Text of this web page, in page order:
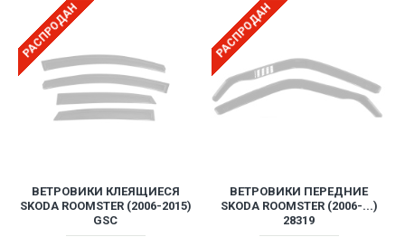
РАСПРОДАН
ВЕТРОВИКИ КЛЕЯЩИЕСЯ
SKODA ROOMSTER (2006-2015)
GSC
РАСПРОДАН
ВЕТРОВИКИ ПЕРЕДНИЕ
SKODA ROOMSTER (2006-...)
28319